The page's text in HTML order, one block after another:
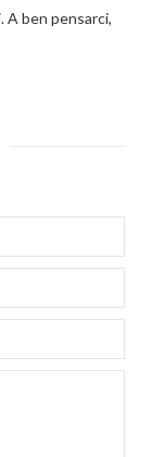
A ben pensarci,